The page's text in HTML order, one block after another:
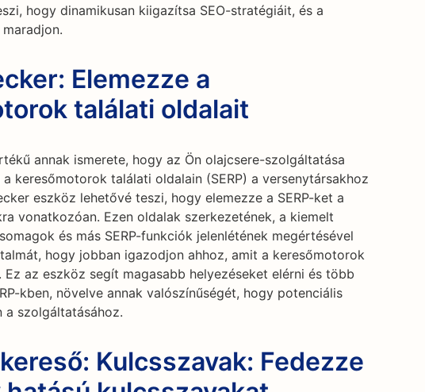
hogy dinamikusan kiigazítsa SEO-stratégiáit, és a
Elemezze a
találati oldalait
annak ismerete, hogy az Ön olajcsere-szolgáltatása
keresőmotorok találati oldalain (SERP) a versenytársakhoz
eszköz lehetővé teszi, hogy elemezze a SERP-ket a
vonatkozóan. Ezen oldalak szerkezetének, a kiemelt
és más SERP-funkciók jelenlétének megértésével
hogy jobban igazodjon ahhoz, amit a keresőmotorok
Ez az eszköz segít magasabb helyezéseket elérni és több
kben, növelve annak valószínűségét, hogy potenciális
szolgáltatásához.
Kulcsszavak: Fedezze